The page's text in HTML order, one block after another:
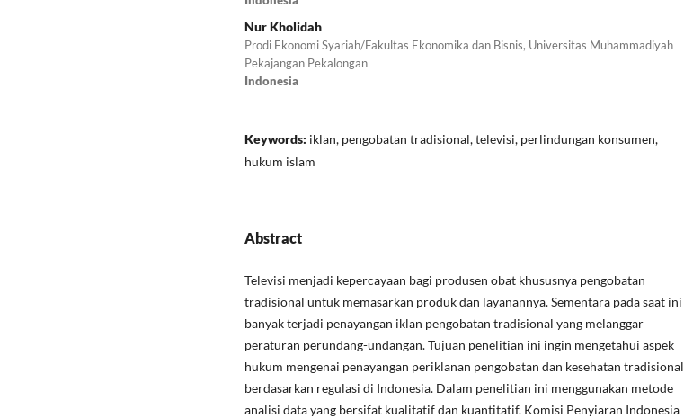
Nur Kholidah
Prodi Ekonomi Syariah/Fakultas Ekonomika dan Bisnis, Universitas Muhammadiyah
Pekajangan Pekalongan
Indonesia
Keywords: iklan, pengobatan tradisional, televisi, perlindungan konsumen,
hukum islam
Abstract
Televisi menjadi kepercayaan bagi produsen obat khususnya pengobatan
tradisional untuk memasarkan produk dan layanannya. Sementara pada saat ini
banyak terjadi penayangan iklan pengobatan tradisional yang melanggar
peraturan perundang-undangan. Tujuan penelitian ini ingin mengetahui aspek
hukum mengenai penayangan periklanan pengobatan dan kesehatan tradisional
berdasarkan regulasi di Indonesia. Dalam penelitian ini menggunakan metode
analisi data yang bersifat kualitatif dan kuantitatif. Komisi Penyiaran Indonesia